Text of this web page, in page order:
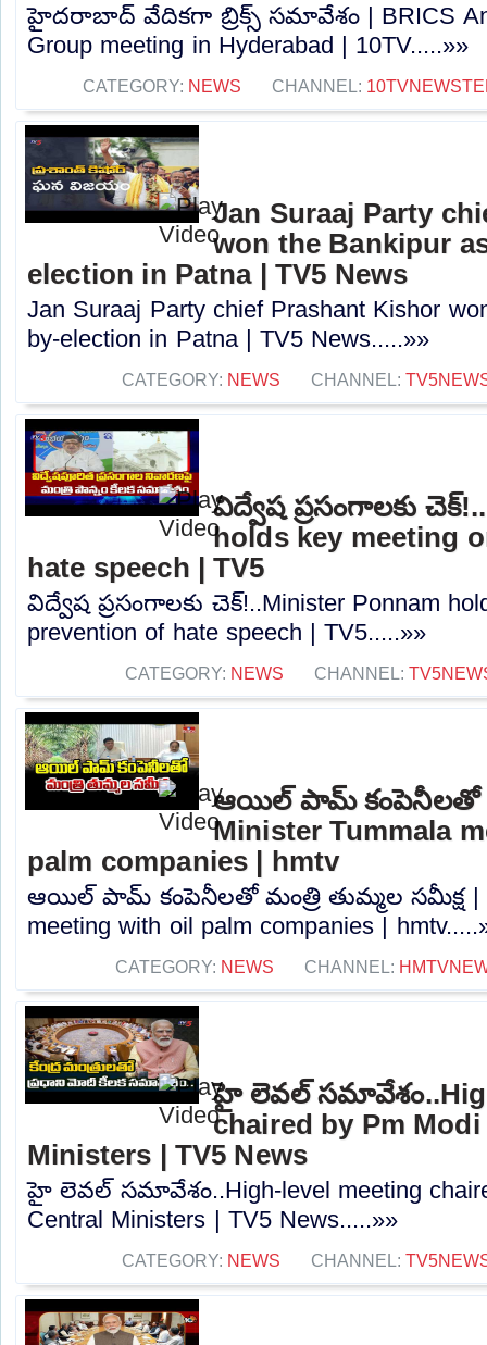
హైదరాబాద్ వేదికగా బ్రిక్స్ సమావేశం | BRICS
Group meeting in Hyderabad | 10TV.....»»
CATEGORY: NEWS CHANNEL:
Jan Suraaj Party
won the Bankipur
election in Patna | TV5 News
Jan Suraaj Party chief Prashant Kishor
by-election in Patna | TV5 News.....»»
CATEGORY: NEWS CHANNEL:
విద్వేష ప్రసంగాలకు
holds key meeting
hate speech | TV5
విద్వేష ప్రసంగాలకు చెక్!..Minister Ponnam
prevention of hate speech | TV5.....»»
CATEGORY: NEWS CHANNEL:
ఆయిల్ పామ్ కంపెనీలతో
Minister Tummala
palm companies | hmtv
ఆయిల్ పామ్ కంపెనీలతో మంత్రి తుమ్మల సమీక్ష |
meeting with oil palm companies |
CATEGORY: NEWS CHANNEL:
హై లెవల్
chaired by Pm
Ministers | TV5 News
హై లెవల్ సమావేశం..High-level meeting
Central Ministers | TV5 News.....»»
CATEGORY: NEWS CHANNEL: